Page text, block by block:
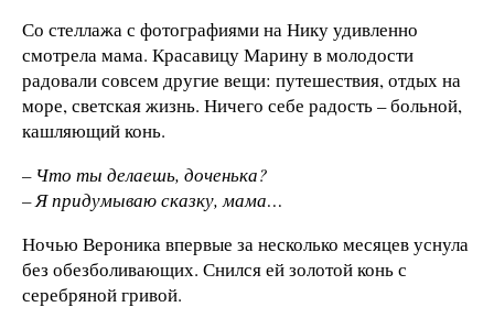
Со стеллажа с фотографиями на Нику удивленно
смотрела мама. Красавицу Марину в молодости
радовали совсем другие вещи: путешествия, отдых на
море, светская жизнь. Ничего себе радость – больной,
кашляющий конь.
– Что ты делаешь, доченька?
– Я придумываю сказку, мама…
Ночью Вероника впервые за несколько месяцев уснула
без обезболивающих. Снился ей золотой конь с
серебряной гривой.